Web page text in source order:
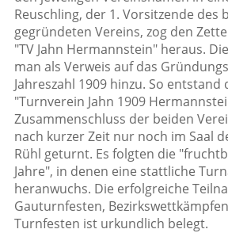
Reuschling, der 1. Vorsitzende des
gegründeten Vereins, zog den
"TV Jahn Hermannstein" heraus.
man als Verweis auf das
Jahreszahl 1909 hinzu. So entstand
"Turnverein Jahn 1909
Zusammenschluss der beiden
nach kurzer Zeit nur noch im Saal
Rühl geturnt. Es folgten die
Jahre", in denen eine stattliche
heranwuchs. Die erfolgreiche
Gauturnfesten,
Turnfesten ist urkundlich belegt.